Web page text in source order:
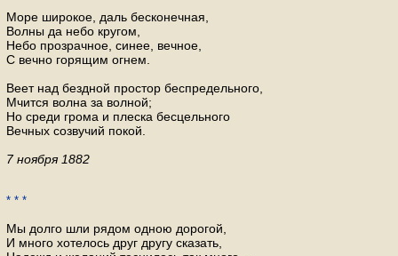
Море широкое, даль бесконечная,
Волны да небо кругом,
Небо прозрачное, синее, вечное,
С вечно горящим огнем.
Веет над бездной простор беспредельного,
Мчится волна за волной;
Но среди грома и плеска бесцельного
Вечных созвучий покой.
7 ноября 1882
* * *
Мы долго шли рядом одною дорогой,
И много хотелось друг другу сказать,